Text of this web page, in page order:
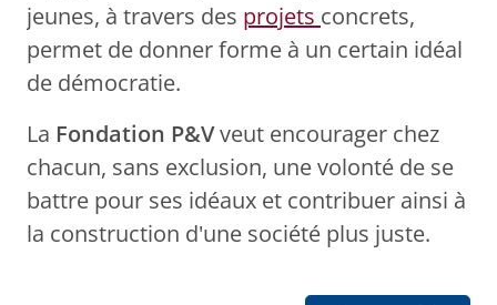
jeunes, à travers des projets concrets,
permet de donner forme à un certain idéal
de démocratie.
La Fondation P&Vveut encourager chez
chacun, sans exclusion, une volonté de se
battre pour ses idéaux et contribuer ainsi à
la construction d'une société plus juste.